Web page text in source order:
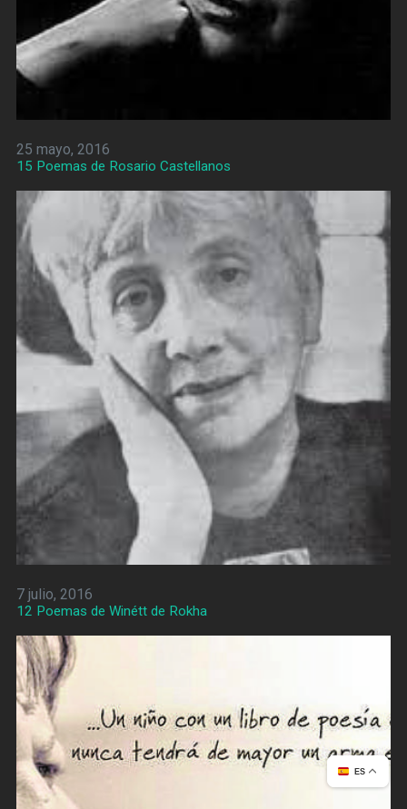
25 mayo, 2016
15 Poemas de Rosario Castellanos
7 julio, 2016
12 Poemas de Winétt de Rokha
ES